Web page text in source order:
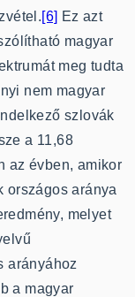
[6] Ez azt
magyar
meg tudta
nem magyar
szlovák
a 11,68
az évben, amikor
országos aránya
melyet
arányához
a magyar